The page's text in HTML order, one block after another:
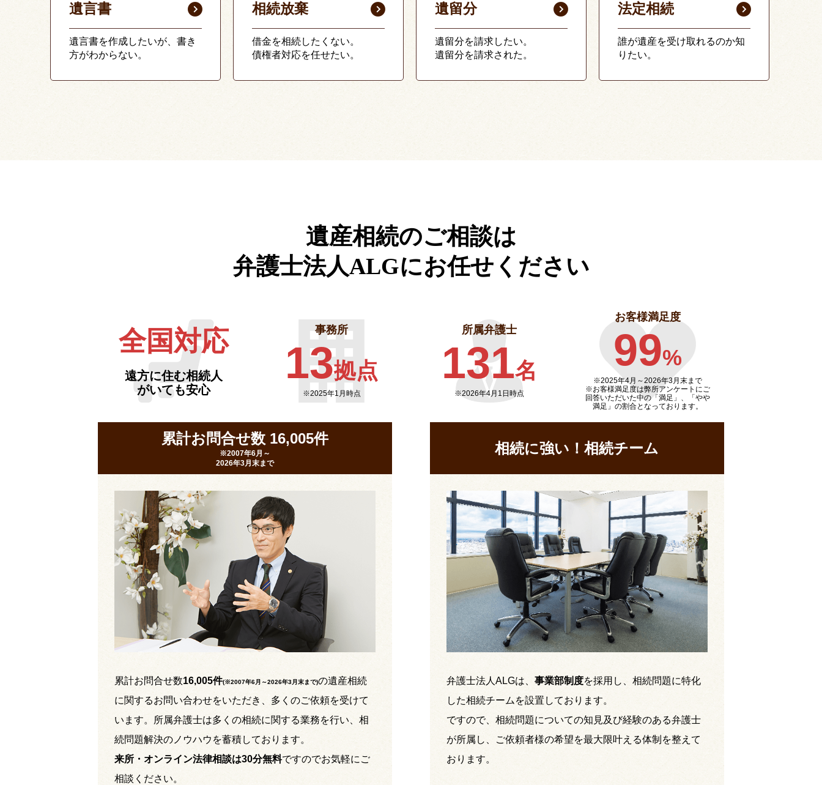
遺言書
遺言書を作成したいが、書き
方がわからない。
相続放棄
借金を相続したくない。
債権者対応を任せたい。
遺留分
遺留分を請求したい。
遺留分を請求された。
法定相続
誰が遺産を受け取れるのか知
りたい。
遺産相続のご相談は
弁護士法人ALGにお任せください
全国対応
遠方に住む相続人
がいても安心
事務所
13拠点
※2025年1月時点
所属弁護士
131名
※2026年4月1日時点
お客様満足度
99%
※2025年4月～2026年3月末まで
※お客様満足度は弊所アンケートにご
回答いただいた中の「満足」、「やや
満足」の割合となっております。
累計お問合せ数 16,005件
※2007年6月～
2026年3月末まで
累計お問合せ数16,005件(※2007年6月～2026年3月末まで)の遺産相続
に関するお問い合わせをいただき、多くのご依頼を受けて
います。所属弁護士は多くの相続に関する業務を行い、相
続問題解決のノウハウを蓄積しております。
来所・オンライン法律相談は30分無料ですのでお気軽にご
相談ください。
相続に強い！相続チーム
弁護士法人ALGは、 事業部制度を採用し、相続問題に特化
した相続チームを設置しております。
ですので、相続問題についての知見及び経験のある弁護士
が所属し、ご依頼者様の希望を最大限叶える体制を整えて
おります。